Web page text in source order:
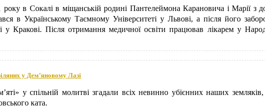
в Сокалі в міщанській родині Пантелеймона Карановича і Марії з
в Українському Таємному Університеті у Львові, а після його
Кракові. Після отримання медичної освіти працював лікарем у
у Дем’яновому Лазі
у спільній молитві згадали всіх невинно убієнних наших земляків,
ката.